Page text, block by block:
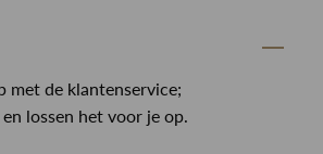
met de klantenservice;
lossen het voor je op.